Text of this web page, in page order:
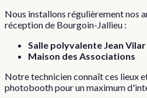
Nous installons régulièrement nos
réception de Bourgoin-Jallieu :
Salle polyvalente Jean Vilar
Maison des Associations
Notre technicien connaît ces lieux
photobooth pour un maximum